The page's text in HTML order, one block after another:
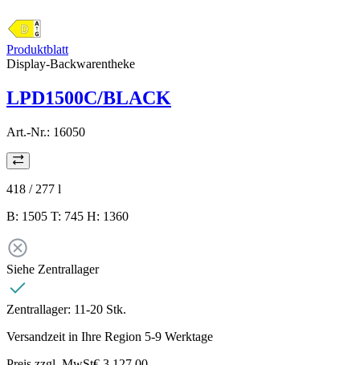
Produktblatt
Display-Backwarentheke
LPD1500C/BLACK
Art.-Nr.: 16050
418 / 277 l
B: 1505 T: 745 H: 1360
Siehe Zentrallager
Zentrallager: 11-20 Stk.
Versandzeit in Ihre Region 5-9 Werktage